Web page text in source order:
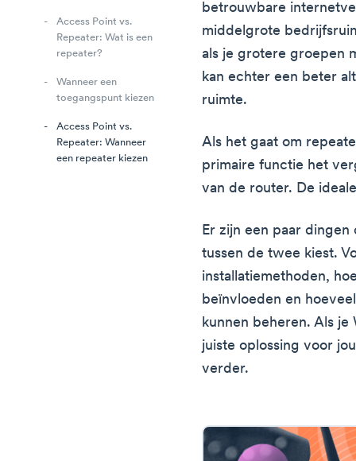
Access Point vs.
Repeater: Wat is een
repeater?
Wanneer een
toegangspunt kiezen
Access Point vs.
Repeater: Wanneer
een repeater kiezen
betrouwbare
middelgrote
als je grotere groepen
kan echter een beter
ruimte.
Als het gaat om
primaire functie het
van de router. De
Er zijn een paar
tussen de twee kiest.
installatiemethoden,
beïnvloeden en
kunnen beheren. Als
juiste oplossing voor
verder.